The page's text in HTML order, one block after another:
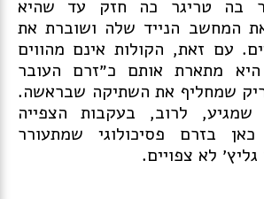
בה טריגר כה חזק עד שהיא
המחשב הנייד שלה ושוברת את
עם זאת, הקולות אינם מהווים
מתארת אותם כ״זרם העובר
שמחליף את השתיקה שבראשה.
שמגיע, לרוב, בעקבות הצפייה
בזרם פסיכולוגי שמתעורר
לא צפויים.